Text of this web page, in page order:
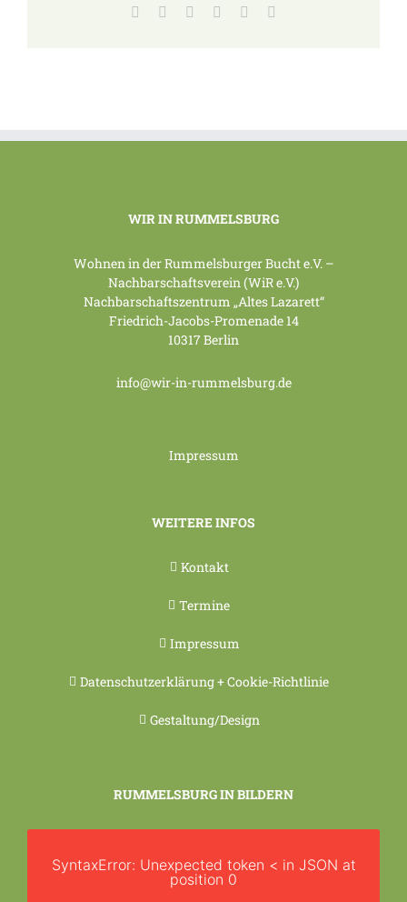
Facebook LinkedIn
TumblrPinterest
WIR IN RUMMELSBURG
Wohnen in der Rummelsburger Bucht e.V. –
Nachbarschaftsverein (WiR e.V.)
Nachbarschaftszentrum „Altes Lazarett“
Friedrich-Jacobs-Promenade 14
10317 Berlin
info@wir-in-rummelsburg.de
Impressum
WEITERE INFOS
Kontakt
Termine
Impressum
Datenschutzerklärung + Cookie-Richtlinie
Gestaltung/Design
RUMMELSBURG IN BILDERN
SyntaxError: Unexpected token < in JSON at
position 0